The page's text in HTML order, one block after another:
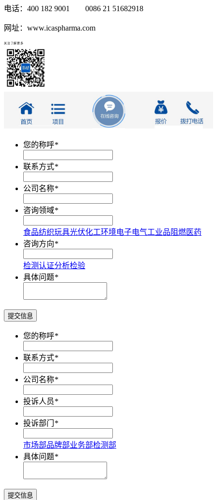
电话：400 182 9001 0086 21 51682918
网址：www.icaspharma.com
关注了解更多
您的称呼*
联系方式*
公司名称*
咨询领域*
食品纺织玩具光伏化工环境电子电气工业品 阻燃医药
咨询方向*
检测认证分析检验
具体问题*
提交信息
您的称呼*
联系方式*
公司名称*
投诉人员*
投诉部门 *
市场部品牌部业务部检测部
具体问题*
提交信息